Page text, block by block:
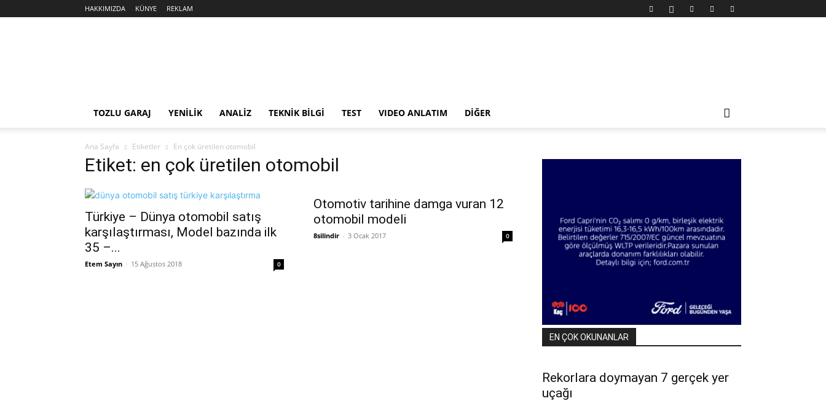
HAKKIMIZDA KÜNYE REKLAM
TOZLU GARAJ YENİLİK ANALİZ TEKNİK BİLGİ TEST VIDEO ANLATIM DİĞER
Ana Sayfa Etiketler En çok üretilen otomobil
Etiket: en çok üretilen otomobil
Türkiye – Dünya otomobil satış
karşılaştırması, Model bazında ilk
35 –...
Etem Sayın - 15 Ağustos 2018 0
Otomotiv tarihine damga vuran 12
otomobil modeli
8silindir - 3 Ocak 2017 0
EN ÇOK OKUNANLAR
Rekorlara doymayan 7 gerçek yer
uçağı